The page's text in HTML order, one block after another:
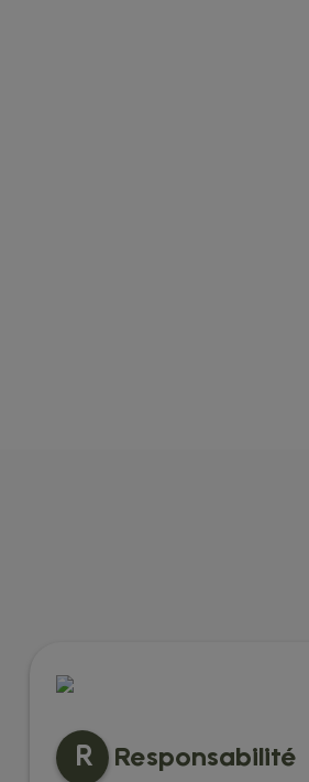
R Responsabilité